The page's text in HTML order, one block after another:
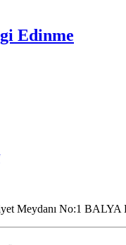
Edinme
Meydanı No:1